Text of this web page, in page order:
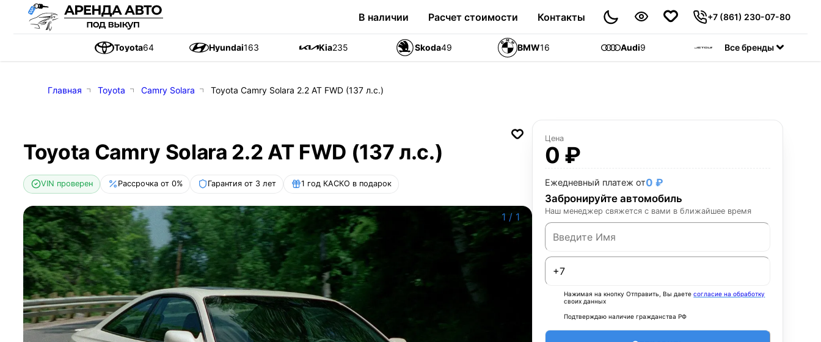
В наличии Расчет стоимости Контакты +7 (861) 230-07-80
Toyota64 Hyundai163 Kia235 Skoda49 BMW16 Audi9 Jetour55
Все бренды
Главная Toyota Camry Solara Toyota Camry Solara 2.2 AT FWD (137 л.с.)
Toyota Camry Solara 2.2 AT FWD (137 л.с.)
VIN проверен Рассрочка от 0% Гарантия от 3 лет 1 год КАСКО в подарок
1 / 1
Цена
0 ₽
Ежедневный платеж от0 ₽
Забронируйте автомобиль
Наш менеджер свяжется с вами в ближайшее время
Нажимая на кнопку Отправить, Вы даетесогласие на обработку
своих данных
Подтверждаю наличие гражданства РФ